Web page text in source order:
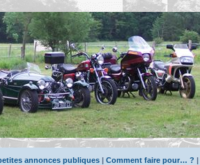
annonces publiques | Comment faire pour… ? |